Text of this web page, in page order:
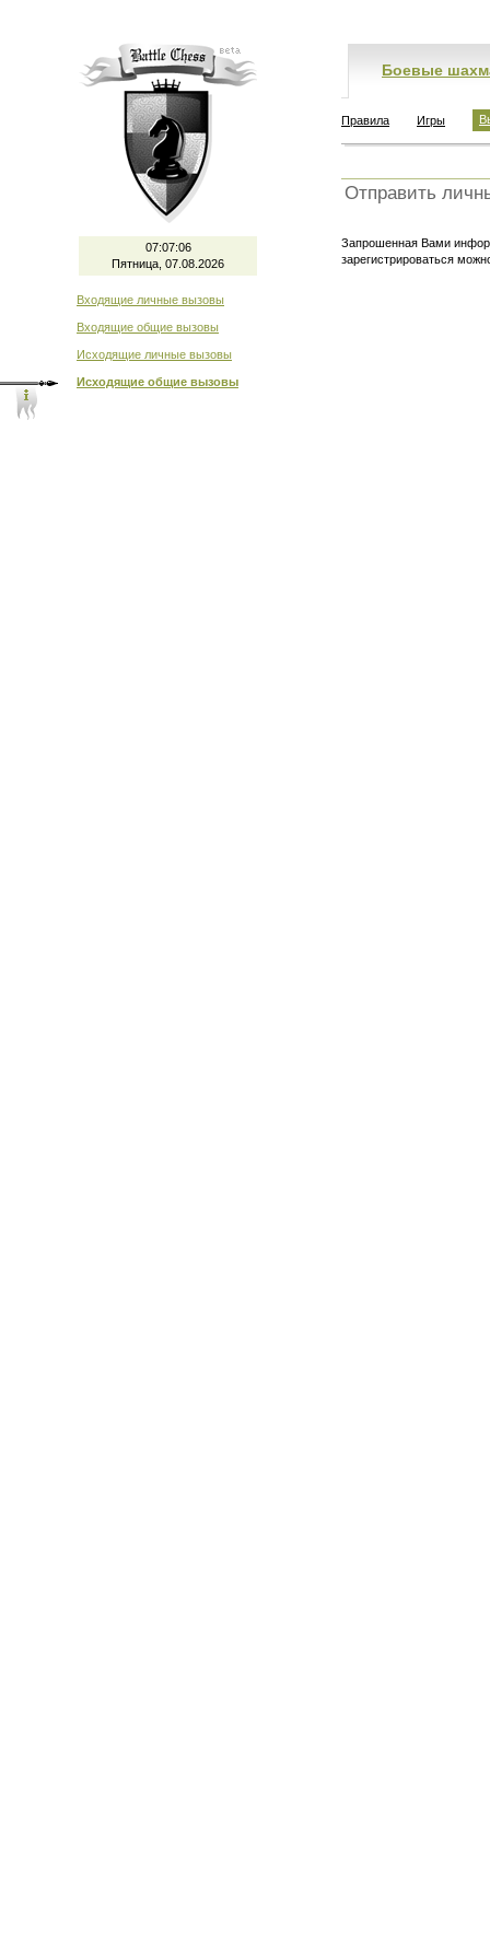
07:07:06
Пятница, 07.08.2026
Входящие личные вызовы
Входящие общие вызовы
Исходящие личные вызовы
Исходящие общие вызовы
Боевые
Правила Игры
Отправить
Запрошенная Вами
зарегистрироваться